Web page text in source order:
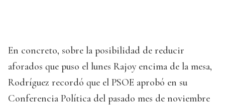
En concreto, sobre la posibilidad de reducir
aforados que puso el lunes Rajoy encima de la mesa,
Rodríguez recordó que el PSOE aprobó en su
Conferencia Política del pasado mes de noviembre